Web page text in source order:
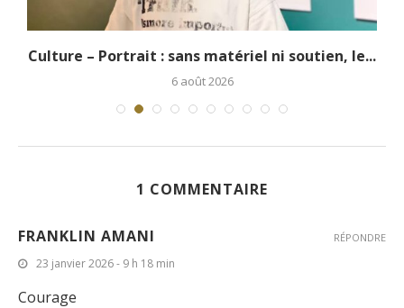
Culture – Portrait : sans matériel ni soutien, le...
6 août 2026
1 COMMENTAIRE
FRANKLIN AMANI
23 janvier 2026 - 9 h 18 min
Courage
RÉPONDRE